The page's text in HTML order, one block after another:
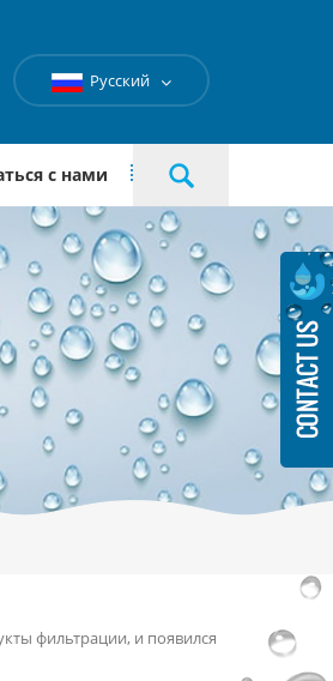
Русский
с нами
фильтрации, и появился